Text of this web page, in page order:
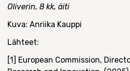
Oliverin, 8 kk, äiti
Kuva: Anriika Kauppi
Lähteet:
[1] European Commission,